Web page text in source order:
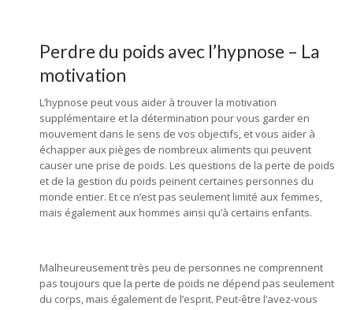
Perdre du poids avec l’hypnose – La
motivation
L’hypnose peut vous aider à trouver la motivation
supplémentaire et la détermination pour vous garder en
mouvement dans le sens de vos objectifs, et vous aider à
échapper aux pièges de nombreux aliments qui peuvent
causer une prise de poids. Les questions de la perte de poids
et de la gestion du poids peinent certaines personnes du
monde entier. Et ce n’est pas seulement limité aux femmes,
mais également aux hommes ainsi qu’à certains enfants.
Malheureusement très peu de personnes ne comprennent
pas toujours que la perte de poids ne dépend pas seulement
du corps, mais également de l’esprit. Peut-être l’avez-vous